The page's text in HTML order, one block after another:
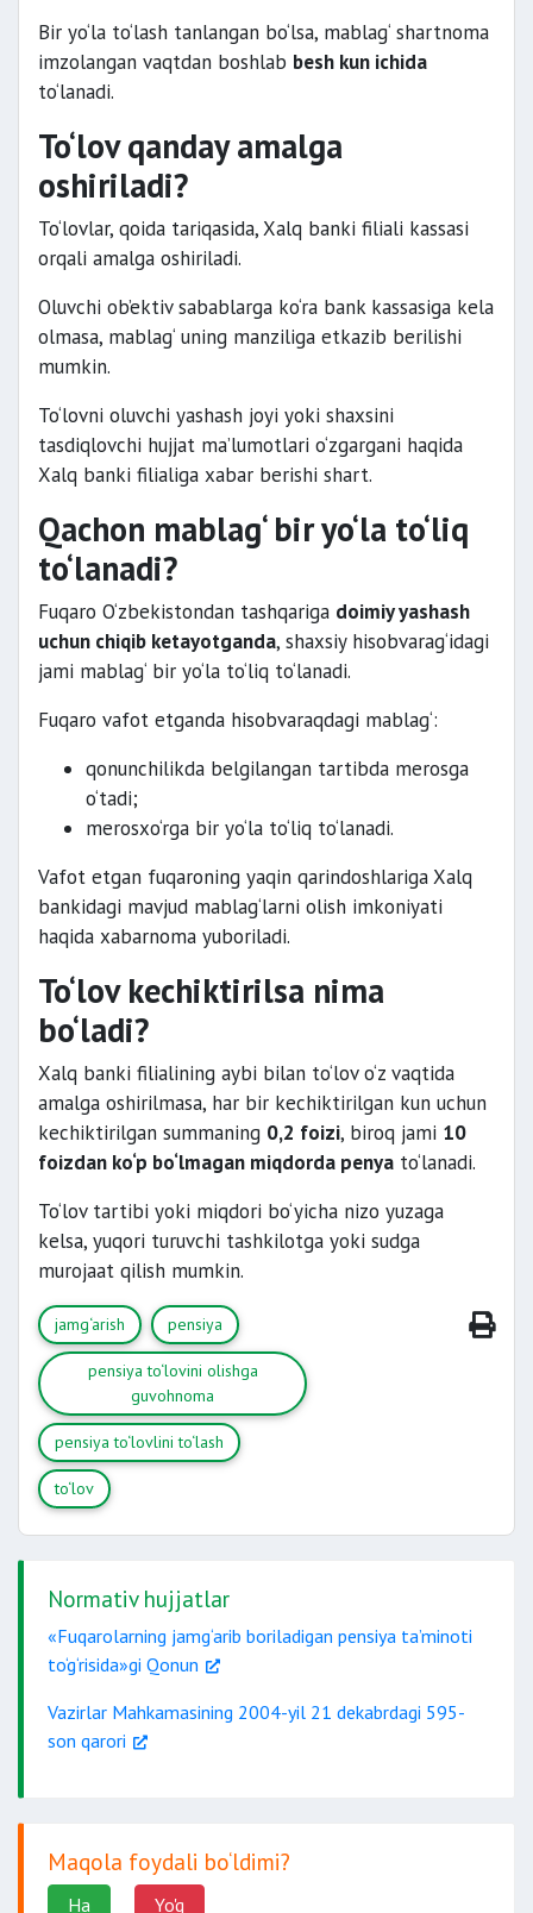
Bir yo‘la to‘lash tanlangan bo‘lsa, mablag‘ shartnoma
imzolangan vaqtdan boshlab besh kun ichida
to‘lanadi.
To‘lov qanday amalga
oshiriladi?
To‘lovlar, qoida tariqasida, Xalq banki filiali kassasi
orqali amalga oshiriladi.
Oluvchi ob’ektiv sabablarga ko‘ra bank kassasiga kela
olmasa, mablag‘ uning manziliga etkazib berilishi
mumkin.
To‘lovni oluvchi yashash joyi yoki shaxsini
tasdiqlovchi hujjat ma’lumotlari o‘zgargani haqida
Xalq banki filialiga xabar berishi shart.
Qachon mablag‘ bir yo‘la to‘liq
to‘lanadi?
Fuqaro O‘zbekistondan tashqariga doimiy yashash
uchun chiqib ketayotganda, shaxsiy hisobvarag‘idagi
jami mablag‘ bir yo‘la to‘liq to‘lanadi.
Fuqaro vafot etganda hisobvaraqdagi mablag‘:
qonunchilikda belgilangan tartibda merosga
o‘tadi;
merosxo‘rga bir yo‘la to‘liq to‘lanadi.
Vafot etgan fuqaroning yaqin qarindoshlariga Xalq
bankidagi mavjud mablag‘larni olish imkoniyati
haqida xabarnoma yuboriladi.
To‘lov kechiktirilsa nima
bo‘ladi?
Xalq banki filialining aybi bilan to‘lov o‘z vaqtida
amalga oshirilmasa, har bir kechiktirilgan kun uchun
kechiktirilgan summaning 0,2 foizi, biroq jami 10
foizdan ko‘p bo‘lmagan miqdorda penya to‘lanadi.
To‘lov tartibi yoki miqdori bo‘yicha nizo yuzaga
kelsa, yuqori turuvchi tashkilotga yoki sudga
murojaat qilish mumkin.
jamg‘arish pensiya
pensiya to‘lovini olishga
guvohnoma
pensiya to‘lovlini to‘lash
to‘lov
Normativ hujjatlar
«Fuqarolarning jamg‘arib boriladigan pensiya ta’minoti
to‘g‘risida»gi Qonun
Vazirlar Mahkamasining 2004-yil 21 dekabrdagi 595-
son qarori
Maqola foydali bo‘ldimi?
Ha Yo'q